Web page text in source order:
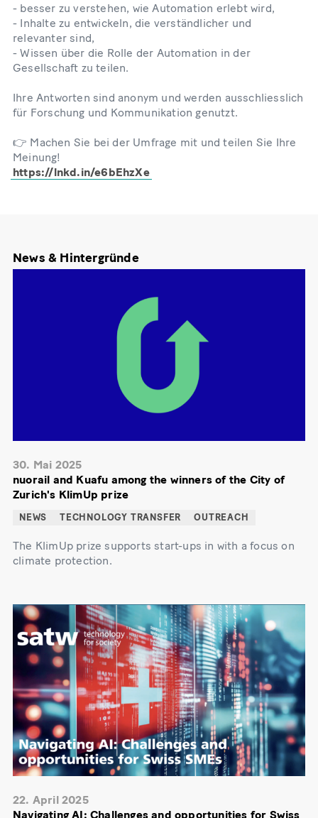
- besser zu verstehen, wie Automation erlebt wird,
- Inhalte zu entwickeln, die verständlicher und
relevanter sind,
- Wissen über die Rolle der Automation in der
Gesellschaft zu teilen.
Ihre Antworten sind anonym und werden ausschliesslich
für Forschung und Kommunikation genutzt.
👉 Machen Sie bei der Umfrage mit und teilen Sie Ihre
Meinung!
https://lnkd.in/e6bEhzXe
News & Hintergründe
30. Mai 2025
nuorail and Kuafu among the winners of the City of
Zurich's KlimUp prize
NEWS TECHNOLOGY TRANSFER OUTREACH
The KlimUp prize supports start-ups in with a focus on
climate protection.
22. April 2025
Navigating AI: Challenges and opportunities for Swiss